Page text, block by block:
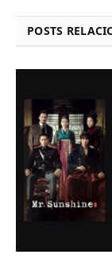
POSTS